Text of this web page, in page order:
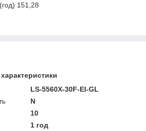
151,28
LS-5560X-30F-EI-GL
N
10
1 год